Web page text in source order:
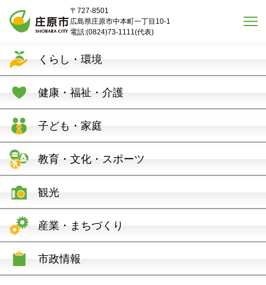
〒727-8501
広島県庄原市中本町一丁目10-1
電話:(0824)73-1111(代表)
くらし・環境
健康・福祉・介護
子ども・家庭
教育・文化・スポーツ
観光
産業・まちづくり
市政情報